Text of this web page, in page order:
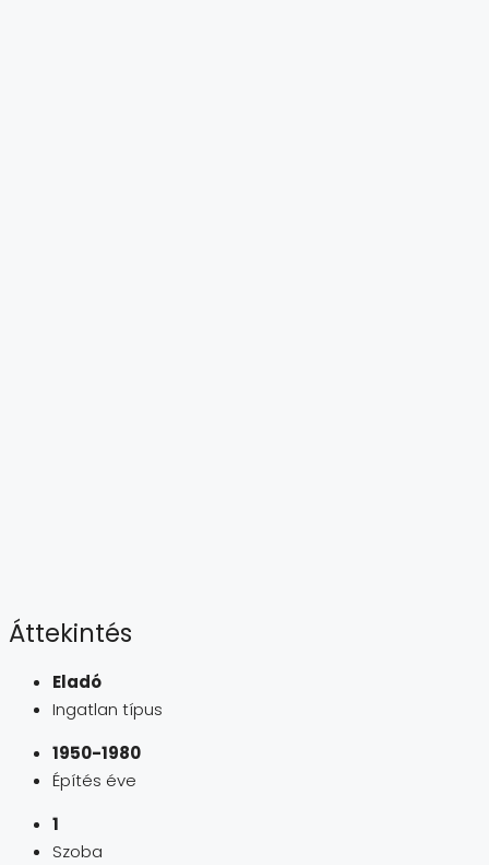
Áttekintés
Eladó
Ingatlan típus
1950-1980
Építés éve
1
Szoba